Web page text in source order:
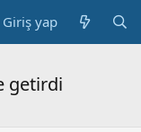
Giriş yap
getirdi